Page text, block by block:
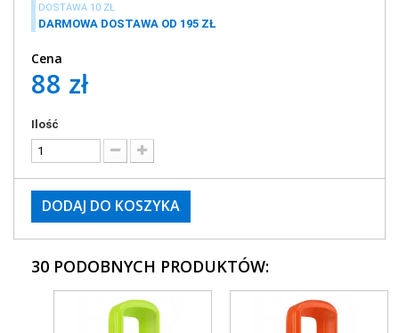
DOSTAWA 10 ZŁ
DARMOWA DOSTAWA OD 195 ZŁ
Cena
88 zł
Ilość
DODAJ DO KOSZYKA
30 PODOBNYCH PRODUKTÓW: